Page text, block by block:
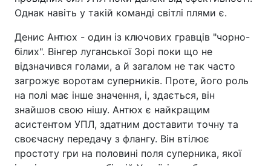
Однак навіть у такій команді світлі плями є.
Денис Антюх - один із ключових гравців "чорно-
білих". Вінгер луганської Зорі поки що не
відзначився голами, а й загалом не так часто
загрожує воротам суперників. Проте, його роль
на полі має інше значення, і, здається, він
знайшов свою нішу. Антюх є найкращим
асистентом УПЛ, здатним доставити точну та
своєчасну передачу з флангу. Він втілює
простоту гри на половині поля суперника, якої